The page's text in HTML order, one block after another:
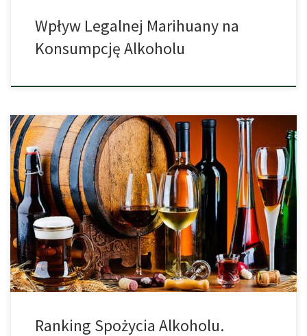
Wpływ Legalnej Marihuany na
Konsumpcję Alkoholu
Jak się okazuje, najwięcej alkoholu spożywa się w Luksemburgu.
Są to dane na tle nie tylko Europy, ale całego świata. Europa
prowadzi także w kolejnych rankingach. Jesteśmy pierwsi jeśli
chodzi o światową produkcję piwa oraz wina. Jak mówią dane
Organizacji Współpracy Gospodarczej i Rozwoju kraje europejskie
zajmują pierwsze piętnaście miejsc […]
Ranking Spożycia Alkoholu.